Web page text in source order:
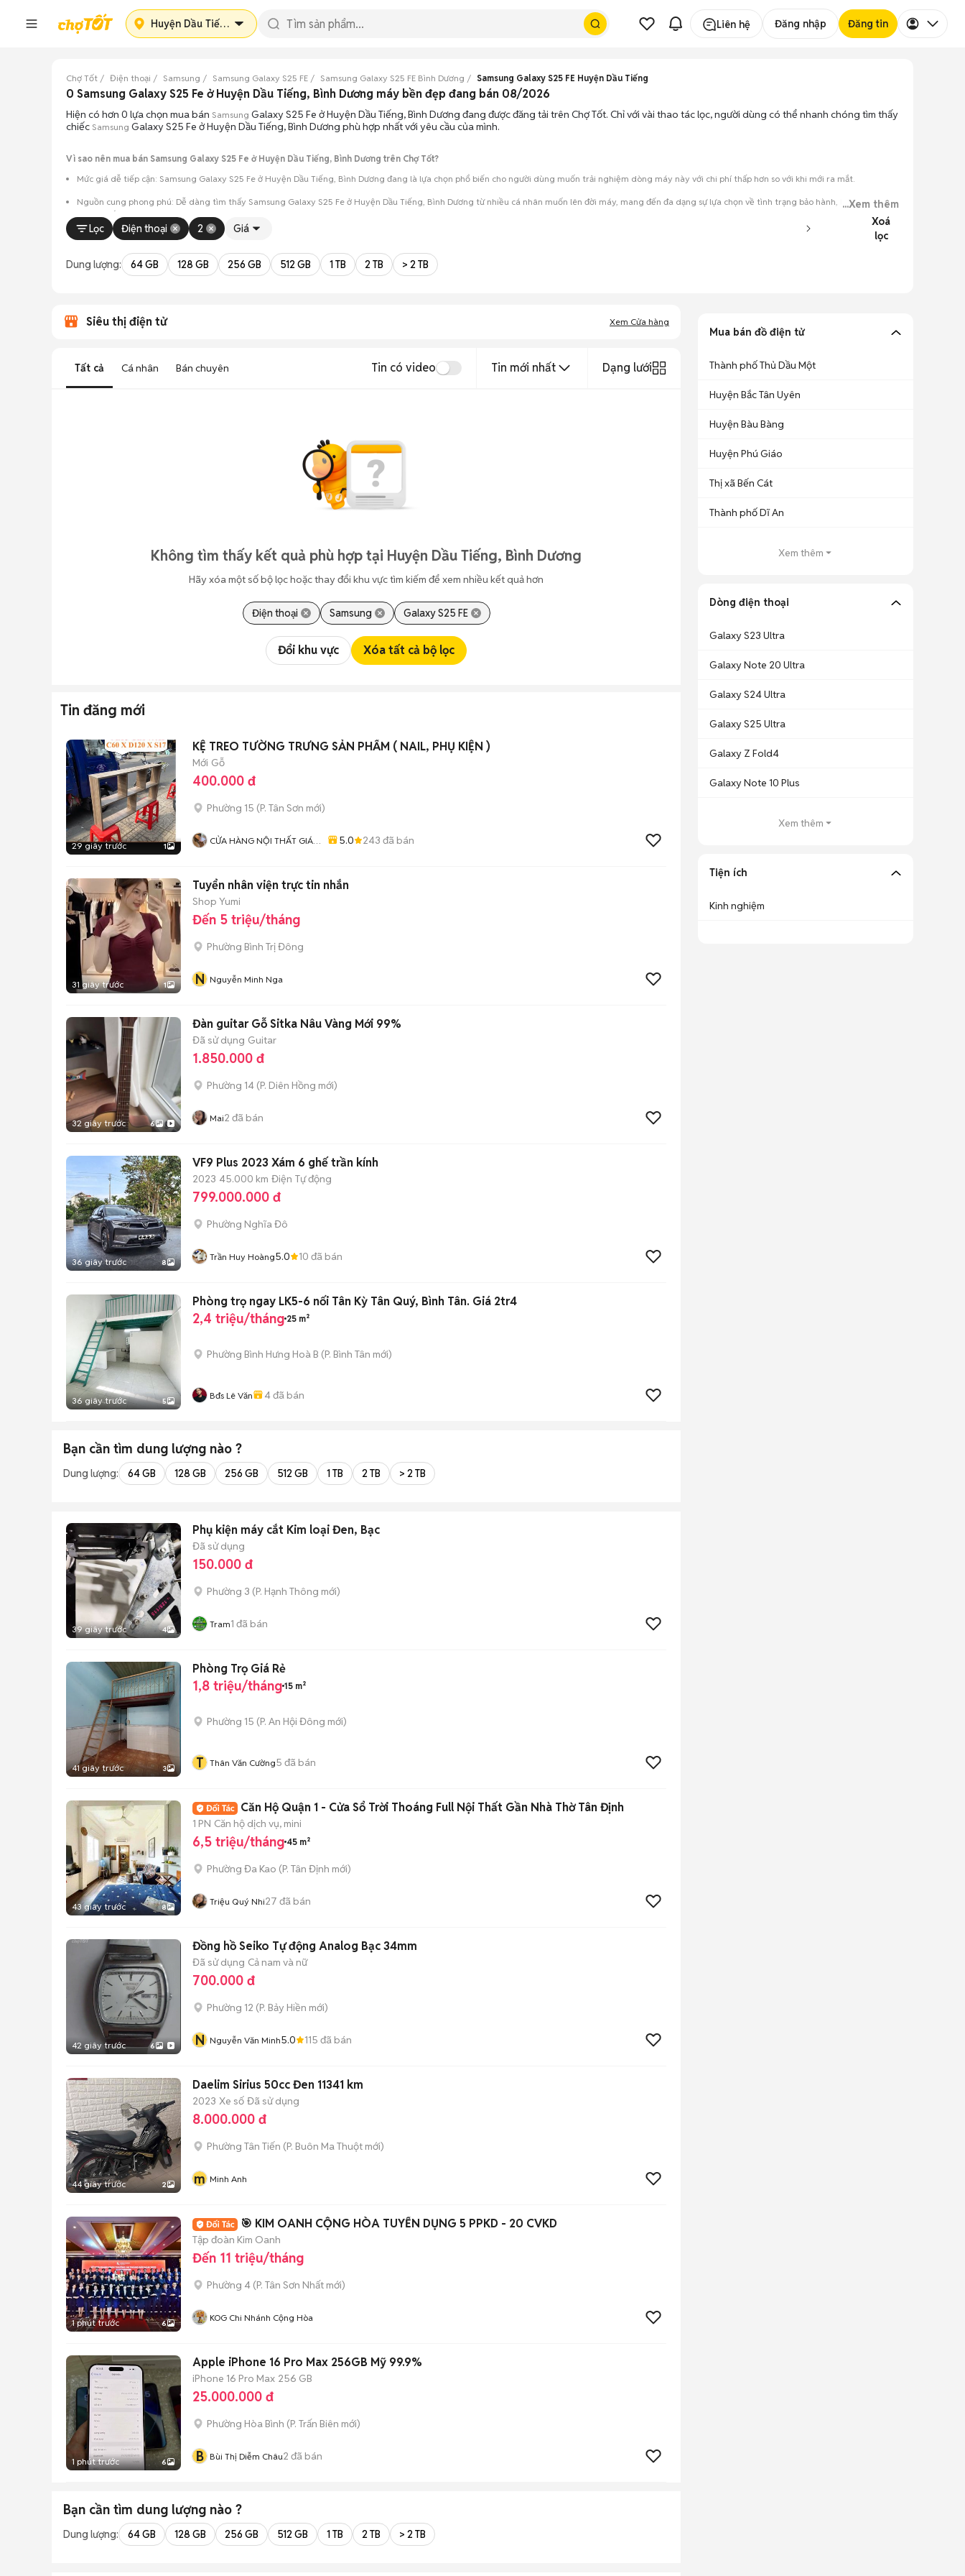
Huyện Dầu Tiếng Liên hệ Đăng nhập Đăng tin
Chợ Tốt Điện thoại Samsung Samsung Galaxy S25 FE Samsung Galaxy S25 FE Bình Dương Samsung Galaxy S25 FE Huyện Dầu Tiếng
0 Samsung Galaxy S25 Fe ở Huyện Dầu Tiếng, Bình Dương máy bền đẹp đang bán 08/2026
Hiện có hơn 0 lựa chọn mua bán Samsung Galaxy S25 Fe ở Huyện Dầu Tiếng, Bình Dương đang được đăng tải trên Chợ Tốt. Chỉ với vài thao tác lọc, người dùng có thể nhanh chóng tìm thấy
chiếc Samsung Galaxy S25 Fe ở Huyện Dầu Tiếng, Bình Dương phù hợp nhất với yêu cầu của mình.
Vì sao nên mua bán Samsung Galaxy S25 Fe ở Huyện Dầu Tiếng, Bình Dương trên Chợ Tốt?
Mức giá dễ tiếp cận: Samsung Galaxy S25 Fe ở Huyện Dầu Tiếng, Bình Dương đang là lựa chọn phổ biến cho người dùng muốn trải nghiệm dòng máy này với chi phí thấp hơn so với khi mới ra mắt.
Nguồn cung phong phú: Dễ dàng tìm thấy Samsung Galaxy S25 Fe ở Huyện Dầu Tiếng, Bình Dương từ nhiều cá nhân muốn lên đời máy, mang đến đa dạng sự lựa chọn về tình trạng bảo hành, hình thức máy
và màu sắc.
Giao dịch minh bạch: Việc gặp gỡ trực tiếp giúp người mua đánh giá chính xác hiệu năng thực tế của máy so với mô tả trên tin đăng.
Mua bán linh hoạt: Hai bên có thể chủ động thỏa thuận giá cả và địa điểm giao nhận, chốt giao dịch nhanh chóng khi đạt được tiếng nói chung.
...Xem thêm
Lọc
Điện thoại 2 Giá
Xoá
lọc
Dung lượng: 64 GB 128 GB 256 GB 512 GB 1 TB 2 TB > 2 TB
Siêu thị điện tử Xem Cửa hàng
Tất cả Cá nhân Bán chuyên Tin có video Tin mới nhất Dạng lưới
Không tìm thấy kết quả phù hợp tại Huyện Dầu Tiếng, Bình Dương
Hãy xóa một số bộ lọc hoặc thay đổi khu vực tìm kiếm để xem nhiều kết quả hơn
Điện thoại Samsung Galaxy S25 FE
Đổi khu vực Xóa tất cả bộ lọc
Tin đăng mới
29 giây trước 1
KỆ TREO TƯỜNG TRƯNG SẢN PHẨM ( NAIL, PHỤ KIỆN )
Mới Gỗ
400.000 đ
Phường 15 (P. Tân Sơn mới)
CỬA HÀNG NỘI THẤT GIÁ
5.0 243 đã bán
31 giây trước 1
Tuyển nhân viện trực tin nhắn
Shop Yumi
Đến 5 triệu/tháng
Phường Bình Trị Đông
N Nguyễn Minh Nga
32 giây trước 6
Đàn guitar Gỗ Sitka Nâu Vàng Mới 99%
Đã sử dụng Guitar
1.850.000 đ
Phường 14 (P. Diên Hồng mới)
Mai2 đã bán
36 giây trước 8
VF9 Plus 2023 Xám 6 ghế trần kính
2023 45.000 km Điện Tự động
799.000.000 đ
Phường Nghĩa Đô
Trần Huy Hoàng5.0 10 đã bán
36 giây trước 5
Phòng trọ ngay LK5-6 nối Tân Kỳ Tân Quý, Bình Tân. Giá 2tr4
2,4 triệu/tháng 25 m²
Phường Bình Hưng Hoà B (P. Bình Tân mới)
Bđs Lê Văn 4đã bán
Bạn cần tìm dung lượng nào ?
Dung lượng: 64 GB 128 GB 256 GB 512 GB 1 TB 2 TB > 2 TB
39 giây trước 4
Phụ kiện máy cắt Kim loại Đen, Bạc
Đã sử dụng
150.000 đ
Phường 3 (P. Hạnh Thông mới)
Tram1 đã bán
41 giây trước 3
Phòng Trọ Giá Rẻ
1,8 triệu/tháng 15 m²
Phường 15 (P. An Hội Đông mới)
T Thân Văn Cường5 đã bán
43 giây trước 8
Căn Hộ Quận 1 - Cửa Sổ Trời Thoáng Full Nội Thất Gần Nhà Thờ Tân Định
1 PN Căn hộ dịch vụ, mini
6,5 triệu/tháng 45 m²
Phường Đa Kao (P. Tân Định mới)
Triệu Quý Nhi27 đã bán
42 giây trước 6
Đồng hồ Seiko Tự động Analog Bạc 34mm
Đã sử dụng Cả nam và nữ
700.000 đ
Phường 12 (P. Bảy Hiền mới)
N Nguyễn Văn Minh5.0 115 đã bán
44 giây trước 2
Daelim Sirius 50cc Đen 11341 km
2023 Xe số Đã sử dụng
8.000.000 đ
Phường Tân Tiến (P. Buôn Ma Thuột mới)
m Minh Anh
1 phút trước 6
🎯 KIM OANH CỘNG HÒA TUYỂN DỤNG 5 PPKD - 20 CVKD
Tập đoàn Kim Oanh
Đến 11 triệu/tháng
Phường 4 (P. Tân Sơn Nhất mới)
KOG Chi Nhánh Cộng Hòa
1 phút trước 6
Apple iPhone 16 Pro Max 256GB Mỹ 99.9%
iPhone 16 Pro Max 256 GB
25.000.000 đ
Phường Hòa Bình (P. Trấn Biên mới)
B Bùi Thị Diễm Châu2 đã bán
Bạn cần tìm dung lượng nào ?
Dung lượng: 64 GB 128 GB 256 GB 512 GB 1 TB 2 TB > 2 TB
Mua bán đồ điện tử
Thành phố Thủ Dầu Một
Huyện Bắc Tân Uyên
Huyện Bàu Bàng
Huyện Phú Giáo
Thị xã Bến Cát
Thành phố Dĩ An
Xem thêm
Dòng điện thoại
Galaxy S23 Ultra
Galaxy Note 20 Ultra
Galaxy S24 Ultra
Galaxy S25 Ultra
Galaxy Z Fold4
Galaxy Note 10 Plus
Xem thêm
Tiện ích
Kinh nghiệm